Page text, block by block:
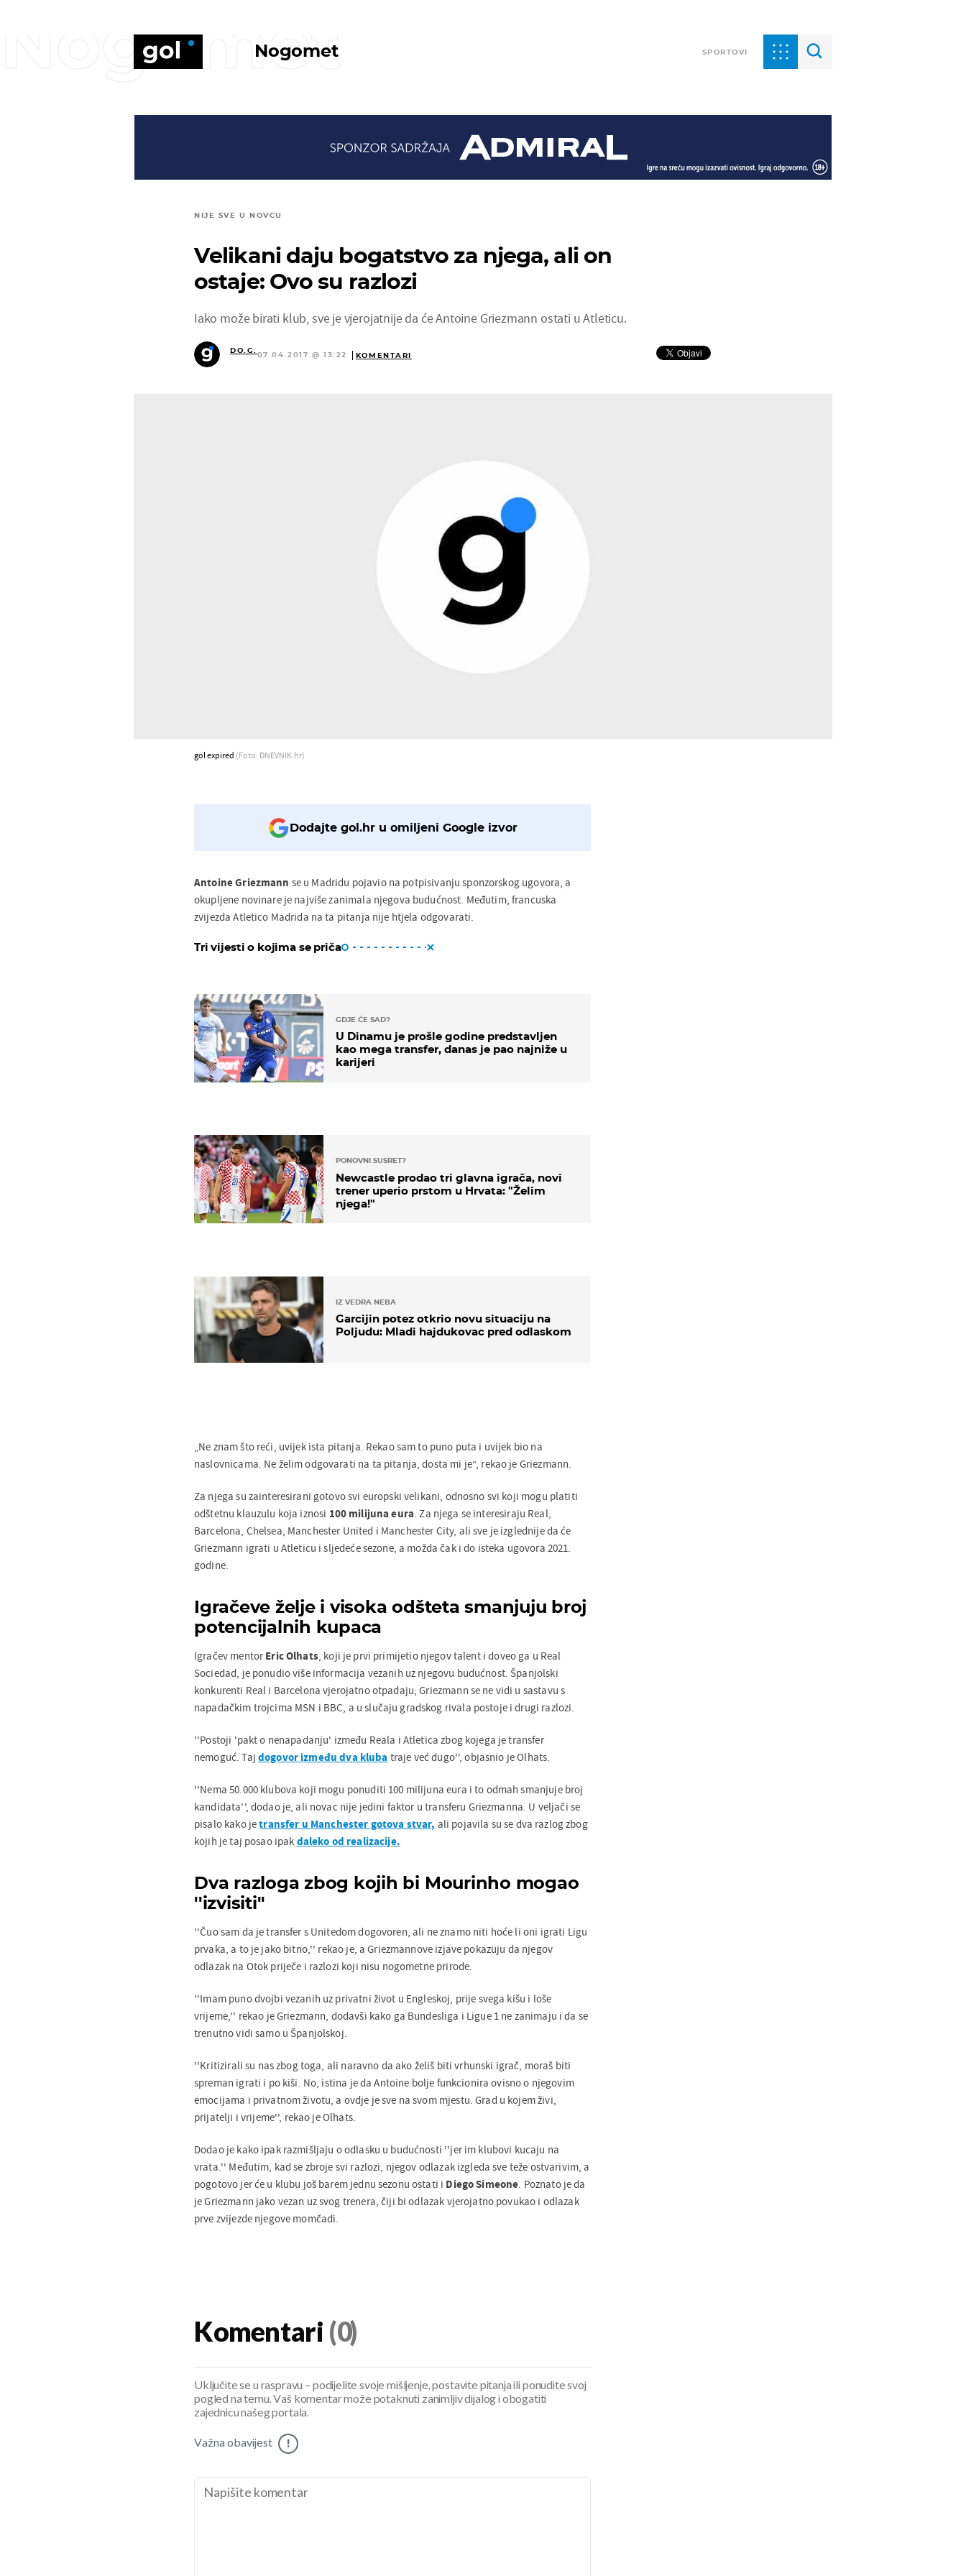
Nogomet SPORTOVI
Nogomet
NIJE SVE U NOVCU
Velikani daju bogatstvo za njega, ali on
ostaje: Ovo su razlozi
Iako može birati klub, sve je vjerojatnije da će Antoine Griezmann ostati u Atleticu.
DO.G.
07.04.2017 @ 13:22 KOMENTARI
gol expired (Foto: DNEVNIK.hr)
Dodajte gol.hr u omiljeni Google izvor
Antoine Griezmann se u Madridu pojavio na potpisivanju sponzorskog ugovora, a
okupljene novinare je najviše zanimala njegova budućnost. Međutim, francuska
zvijezda Atletico Madrida na ta pitanja nije htjela odgovarati.
Tri vijesti o kojima se priča
GDJE ĆE SAD?
U Dinamu je prošle godine predstavljen
kao mega transfer, danas je pao najniže u
karijeri
PONOVNI SUSRET?
Newcastle prodao tri glavna igrača, novi
trener uperio prstom u Hrvata: "Želim
njega!"
IZ VEDRA NEBA
Garcijin potez otkrio novu situaciju na
Poljudu: Mladi hajdukovac pred odlaskom
„Ne znam što reći, uvijek ista pitanja. Rekao sam to puno puta i uvijek bio na
naslovnicama. Ne želim odgovarati na ta pitanja, dosta mi je“, rekao je Griezmann.
Za njega su zainteresirani gotovo svi europski velikani, odnosno svi koji mogu platiti
odštetnu klauzulu koja iznosi 100 milijuna eura. Za njega se interesiraju Real,
Barcelona, Chelsea, Manchester United i Manchester City, ali sve je izglednije da će
Griezmann igrati u Atleticu i sljedeće sezone, a možda čak i do isteka ugovora 2021.
godine.
Igračeve želje i visoka odšteta smanjuju broj
potencijalnih kupaca
Igračev mentorEric Olhats, koji je prvi primijetio njegov talent i doveo ga u Real
Sociedad, je ponudio više informacija vezanih uz njegovu budućnost. Španjolski
konkurenti Real i Barcelona vjerojatno otpadaju; Griezmann se ne vidi u sastavu s
napadačkim trojcima MSN i BBC, a u slučaju gradskog rivala postoje i drugi razlozi.
''Postoji 'pakt o nenapadanju' između Reala i Atletica zbog kojega je transfer
nemoguć. Taj dogovor između dva kluba traje već dugo'', objasnio je Olhats.
''Nema 50.000 klubova koji mogu ponuditi 100 milijuna eura i to odmah smanjuje broj
kandidata'', dodao je, ali novac nije jedini faktor u transferu Griezmanna. U veljači se
pisalo kako jetransfer u Manchester gotova stvar, ali pojavila su se dva razlog zbog
kojih je taj posao ipak daleko od realizacije.
Dva razloga zbog kojih bi Mourinho mogao
''izvisiti''
''Čuo sam da je transfer s Unitedom dogovoren, ali ne znamo niti hoće li oni igrati Ligu
prvaka, a to je jako bitno,'' rekao je, a Griezmannove izjave pokazuju da njegov
odlazak na Otok priječe i razlozi koji nisu nogometne prirode.
''Imam puno dvojbi vezanih uz privatni život u Engleskoj, prije svega kišu i loše
vrijeme,'' rekao je Griezmann, dodavši kako ga Bundesliga i Ligue 1 ne zanimaju i da se
trenutno vidi samo u Španjolskoj.
''Kritizirali su nas zbog toga, ali naravno da ako želiš biti vrhunski igrač, moraš biti
spreman igrati i po kiši. No, istina je da Antoine bolje funkcionira ovisno o njegovim
emocijama i privatnom životu, a ovdje je sve na svom mjestu. Grad u kojem živi,
prijatelji i vrijeme'', rekao je Olhats.
Dodao je kako ipak razmišljaju o odlasku u budućnosti ''jer im klubovi kucaju na
vrata.'' Međutim, kad se zbroje svi razlozi, njegov odlazak izgleda sve teže ostvarivim, a
pogotovo jer će u klubu još barem jednu sezonu ostati i Diego Simeone. Poznato je da
je Griezmann jako vezan uz svog trenera, čiji bi odlazak vjerojatno povukao i odlazak
prve zvijezde njegove momčadi.
Komentari (0)
Uključite se u raspravu – podijelite svoje mišljenje, postavite pitanja ili ponudite svoj
pogled na temu. Vaš komentar može potaknuti zanimljiv dijalog i obogatiti
zajednicu našeg portala.
Važna obavijest !